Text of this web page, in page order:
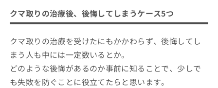
クマ取りの治療後、後悔してしまうケース5つ
クマ取りの治療を受けたにもかかわらず、後悔してし
まう人も中には一定数いるとか。
どのような後悔があるのか事前に知ることで、少しで
も失敗を防ぐことに役立てたらと思います。